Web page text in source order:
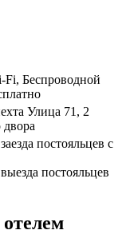
Fi, Беспроводной
Улица 71, 2
двора
постояльцев с
постояльцев